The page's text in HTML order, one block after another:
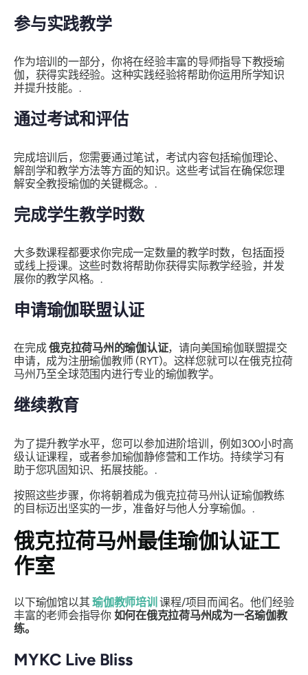
参与实践教学
作为培训的一部分，你将在经验丰富的导师指导下教授瑜
伽，获得实践经验。这种实践经验将帮助你运用所学知识
并提升技能。.
通过考试和评估
完成培训后，您需要通过笔试，考试内容包括瑜伽理论、
解剖学和教学方法等方面的知识。这些考试旨在确保您理
解安全教授瑜伽的关键概念。.
完成学生教学时数
大多数课程都要求你完成一定数量的教学时数，包括面授
或线上授课。这些时数将帮助你获得实际教学经验，并发
展你的教学风格。.
申请瑜伽联盟认证
在完成俄克拉荷马州的瑜伽认证，请向美国瑜伽联盟提交
申请，成为注册瑜伽教师 (RYT)。这样您就可以在俄克拉荷
马州乃至全球范围内进行专业的瑜伽教学。
继续教育
为了提升教学水平，您可以参加进阶培训，例如300小时高
级认证课程，或者参加瑜伽静修营和工作坊。持续学习有
助于您巩固知识、拓展技能。.
按照这些步骤，你将朝着成为俄克拉荷马州认证瑜伽教练
的目标迈出坚实的一步，准备好与他人分享瑜伽。.
俄克拉荷马州最佳瑜伽认证工
作室
以下瑜伽馆以其瑜伽教师培训 课程/项目而闻名。他们经验
丰富的老师会指导你 如何在俄克拉荷马州成为一名瑜伽教
练。
MYKC Live Bliss